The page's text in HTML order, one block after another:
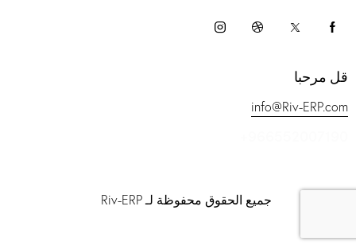
قل مرحبا
info@Riv-ERP.com
جميع الحقوق محفوظة لـ Riv-ERP